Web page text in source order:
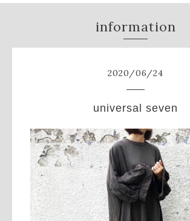
information
2020/06/24
universal seven